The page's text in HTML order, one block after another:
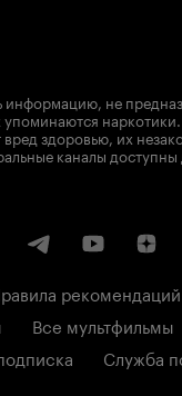
не
здоровью, их
каналы
рекомендаций
Все мультфильмы
Служба